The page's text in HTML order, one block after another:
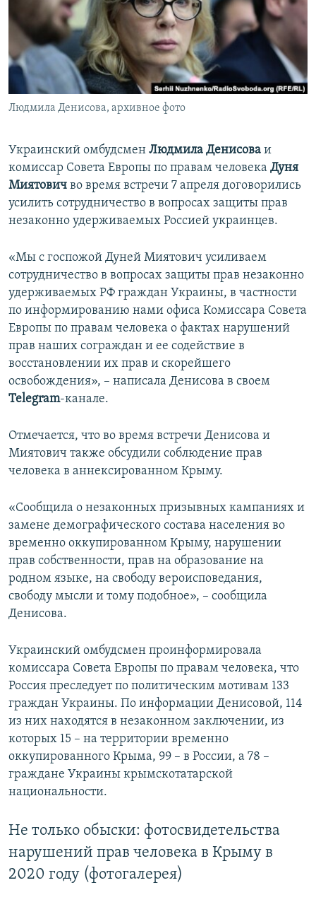
ПОБЕДИТЕЛЕЙ НЕ СУДЯТ?
КРЫМ.НЕПОКОРЕННЫЙ
ELIFBE
УКРАИНСКАЯ ПРОБЛЕМА КРЫМА
ПРИСОЕДИНЯЙТЕСЬ!
Все сайты RFE/RL
Людмила Денисова, архивное фото
Украинский омбудсмен Людмила Денисова и
комиссар Совета Европы по правам человека Дуня
Миятович во время встречи 7 апреля договорились
усилить сотрудничество в вопросах защиты прав
незаконно удерживаемых Россией украинцев.
«Мы с госпожой Дуней Миятович усиливаем
сотрудничество в вопросах защиты прав незаконно
удерживаемых РФ граждан Украины, в частности
по информированию нами офиса Комиссара Совета
Европы по правам человека о фактах нарушений
прав наших сограждан и ее содействие в
восстановлении их прав и скорейшего
освобождения», – написала Денисова в своем
Telegram-канале.
Отмечается, что во время встречи Денисова и
Миятович также обсудили соблюдение прав
человека в аннексированном Крыму.
«Сообщила о незаконных призывных кампаниях и
замене демографического состава населения во
временно оккупированном Крыму, нарушении
прав собственности, прав на образование на
родном языке, на свободу вероисповедания,
свободу мысли и тому подобное», – сообщила
Денисова.
Украинский омбудсмен проинформировала
комиссара Совета Европы по правам человека, что
Россия преследует по политическим мотивам 133
граждан Украины. По информации Денисовой, 114
из них находятся в незаконном заключении, из
которых 15 – на территории временно
оккупированного Крыма, 99 – в России, а 78 –
граждане Украины крымскотатарской
национальности.
Не только обыски: фотосвидетельства
нарушений прав человека в Крыму в
2020 году (фотогалерея)